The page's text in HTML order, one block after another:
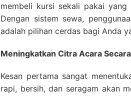
membeli kursi sekali pakai
Dengan sistem sewa,
adalah pilihan cerdas bagi Anda
Meningkatkan Citra Acara
Kesan pertama sangat
rapi, bersih, dan seragam akan